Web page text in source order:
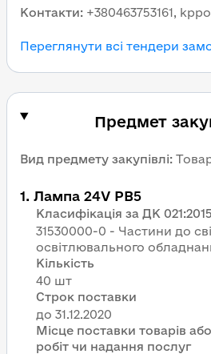
Контакти: +380463753161,
Переглянути всі тендери
Предмет
Вид предмету закупівлі:
1. Лампа 24V PB5
Класифікація за ДК
31530000-0 - Частини до
освітлювального
Кількість
40 шт
Строк поставки
Місце поставки товарів
робіт чи надання послуг